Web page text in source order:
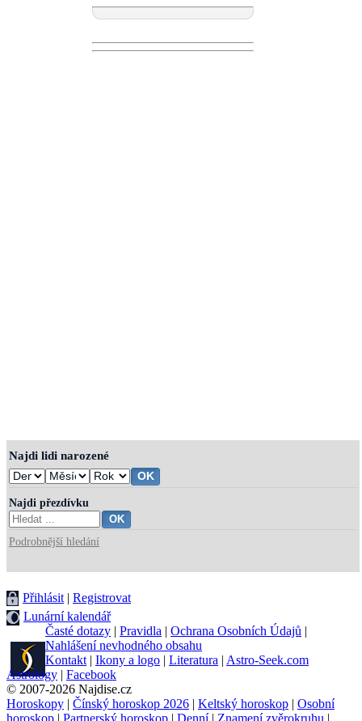
Najdi lidi narozené
Najdi přezdívku
Podrobnější hledání
Přihlásit | Registrovat
Lunární kalendář
Časté dotazy | Pravidla | Ochrana Osobních Údajů |
Nahlášení nevhodného obsahu
Kontakt | Ikony a logo | Literatura | Astro-Seek.com
Astrology | Facebook
© 2007-2026 Najdise.cz
Horoskopy | Čínský horoskop 2026 | Keltský horoskop | Osobní
horoskop | Partnerský horoskop | Denní| Znamení zvěrokruhu |